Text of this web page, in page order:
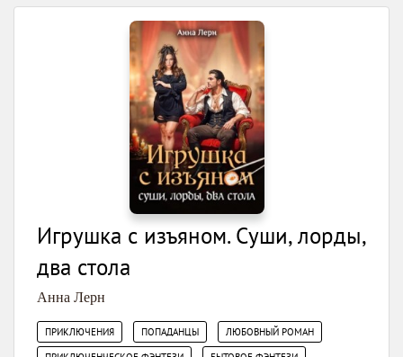
Игрушка с изъяном. Суши, лорды,
два стола
Анна Лерн
ПРИКЛЮЧЕНИЯ ПОПАДАНЦЫ ЛЮБОВНЫЙ РОМАН